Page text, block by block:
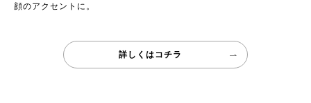
顔のアクセントに。
詳しくはコチラ